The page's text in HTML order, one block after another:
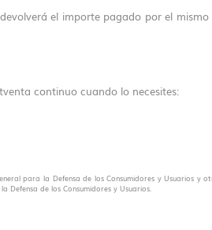
el importe pagado por el mismo
continuo cuando lo necesites:
para la Defensa de los Consumidores y Usuarios y
Defensa de los Consumidores y Usuarios.